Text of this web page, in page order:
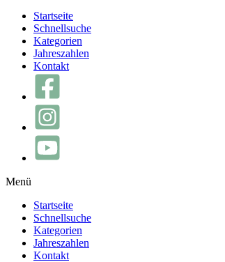
Startseite
Schnellsuche
Kategorien
Jahreszahlen
Kontakt
Menü
Startseite
Schnellsuche
Kategorien
Jahreszahlen
Kontakt